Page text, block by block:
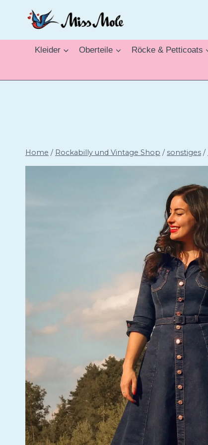
Kleider Oberteile Röcke & Petticoats
Home / Rockabilly und Vintage Shop / sonstiges /